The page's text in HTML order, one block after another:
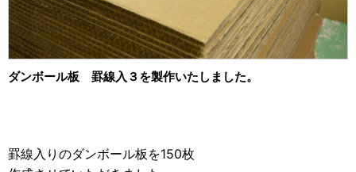
ダンボール板 罫線入３を製作いたしました。
罫線入りのダンボール板を150枚
瓶・缶・ボトル用
スポーツ・アウトドア・健康用
靴・衣類・アパレル小物用
ホーム&キッチン用
2017年
2016年
2015年